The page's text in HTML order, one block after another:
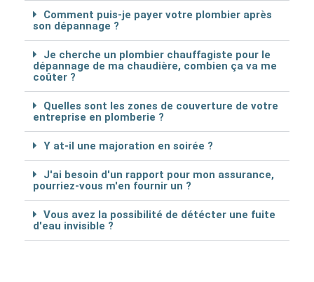
Comment puis-je payer votre plombier après
son dépannage ?
Je cherche un plombier chauffagiste pour le
dépannage de ma chaudière, combien ça va me
coûter ?
Quelles sont les zones de couverture de votre
entreprise en plomberie ?
Y at-il une majoration en soirée ?
J'ai besoin d'un rapport pour mon assurance,
pourriez-vous m'en fournir un ?
Vous avez la possibilité de détécter une fuite
d'eau invisible ?